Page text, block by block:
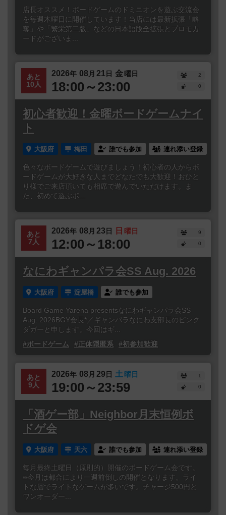
店長オススメ！ボードゲームのドミニオンを遊ぶ交流会
を毎週木曜日に開催しています！当店には最新拡張「略
奪」や「繁栄第二版」などの日本語版全拡張とプロモカ
ードがございま...
あと
10人
2026年 08 月 21日 金曜日
18:00～23:00
2
0
初心者歓迎！金曜ボードゲームナイ
ト
大阪府 梅田 誰でも参加 連れ添い登録
色々なボードゲームで遊びましょう！初心者の人からボ
ードゲームが大好きな人までどなたでも大歓迎！おひと
り様でご来店頂いても相席で遊んでいただけます。ま
た、初めて遊ぶボ...
あと
7人
2026年 08 月 23日 日 曜日
12:00～18:00
9
0
なにわギャンパラ会SS Aug. 2026
大阪府 淀屋橋 誰でも参加
Board Game Yarena presentsなにわギャンパラ会SS
Aug. 2026BGY会長*／ギャンパラなにわ支部長のピンク
ダガーと申します。今回はギ...
#ボードゲーム
#正体隠匿系 #初参加歓迎
あと
9人
2026年 08 月 29日 土曜日
19:00～23:59
1
0
「酒ゲー部」Neighbor月末恒例ボ
ドゲ会
大阪府 天六 誰でも参加 連れ添い登録
毎月最終土曜日（原則的）開催のボードゲーム会です。
※今月は都合により一週前倒しの開催となります。ライ
トな層でライトなゲームが多いです。チャージ500円と
ワンオーダー...